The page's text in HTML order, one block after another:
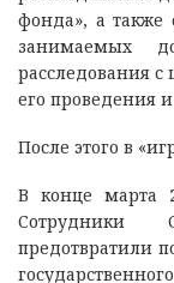
фонда», а также
занимаемых
расследования
его проведения
После этого в
В конце марта
Сотрудники
предотвратили